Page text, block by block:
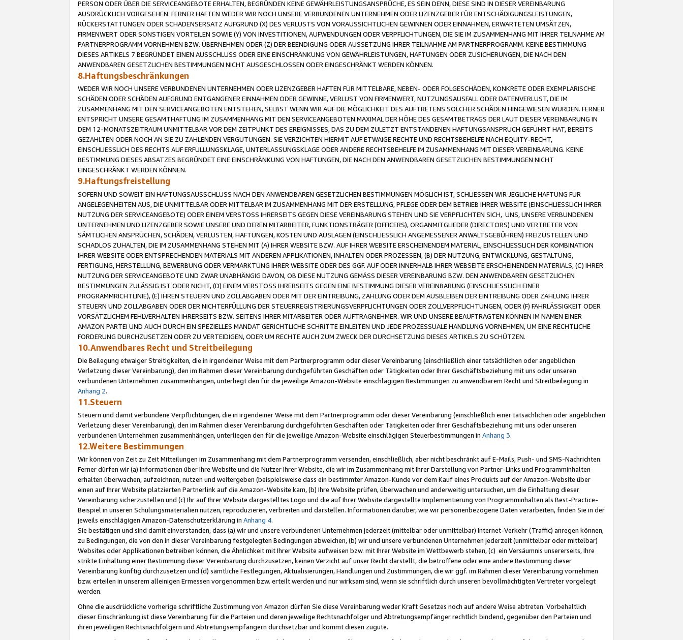
PERSON ODER ÜBER DIE SERVICEANGEBOTE ERHALTEN, BEGRÜNDEN KEINE GEWÄHRLEISTUNGSANSPRÜCHE, ES SEIN DENN, DIESE SIND IN DIESER VEREINBARUNG
AUSDRÜCKLICH VORGESEHEN. FERNER HAFTEN WEDER WIR NOCH UNSERE VERBUNDENEN UNTERNEHMEN ODER LIZENZGEBER FÜR ENTSCHÄDIGUNGSLEISTUNGEN,
RÜCKERSTATTUNGEN ODER SCHADENSERSATZ AUFGRUND (X) DES VERLUSTS VON VORAUSSICHTLICHEN GEWINNEN ODER EINNAHMEN, ERWARTETEN UMSÄTZEN,
FIRMENWERT ODER SONSTIGEN VORTEILEN SOWIE (Y) VON INVESTITIONEN, AUFWENDUNGEN ODER VERPFLICHTUNGEN, DIE SIE IM ZUSAMMENHANG MIT IHRER TEILNAHME AM
PARTNERPROGRAMM VORNEHMEN BZW. ÜBERNEHMEN ODER (Z) DER BEENDIGUNG ODER AUSSETZUNG IHRER TEILNAHME AM PARTNERPROGRAMM. KEINE BESTIMMUNG
DIESES ARTIKELS 7 BEGRÜNDET EINEN AUSSCHLUSS ODER EINE EINSCHRÄNKUNG VON GEWÄHRLEISTUNGEN, HAFTUNGEN ODER ZUSICHERUNGEN, DIE NACH DEN
ANWENDBAREN GESETZLICHEN BESTIMMUNGEN NICHT AUSGESCHLOSSEN ODER EINGESCHRÄNKT WERDEN KÖNNEN.
8.Haftungsbeschränkungen
WEDER WIR NOCH UNSERE VERBUNDENEN UNTERNEHMEN ODER LIZENZGEBER HAFTEN FÜR MITTELBARE, NEBEN- ODER FOLGESCHÄDEN, KONKRETE ODER EXEMPLARISCHE
SCHÄDEN ODER SCHÄDEN AUFGRUND ENTGANGENER EINNAHMEN ODER GEWINNE, VERLUST VON FIRMENWERT, NUTZUNGSAUSFALL ODER DATENVERLUST, DIE IM
ZUSAMMENHANG MIT DEN SERVICEANGEBOTEN ENTSTEHEN, SELBST WENN WIR AUF DIE MÖGLICHKEIT DES AUFTRETENS SOLCHER SCHÄDEN HINGEWIESEN WURDEN. FERNER
ENTSPRICHT UNSERE GESAMTHAFTUNG IM ZUSAMMENHANG MIT DEN SERVICEANGEBOTEN MAXIMAL DER HÖHE DES GESAMTBETRAGS DER LAUT DIESER VEREINBARUNG IN
DEM 12-MONATSZEITRAUM UNMITTELBAR VOR DEM ZEITPUNKT DES EREIGNISSES, DAS ZU DEM ZULETZT ENTSTANDENEN HAFTUNGSANSPRUCH GEFÜHRT HAT, BEREITS
GEZAHLTEN ODER NOCH AN SIE ZU ZAHLENDEN VERGÜTUNGEN. SIE VERZICHTEN HIERMIT AUF ETWAIGE RECHTE UND RECHTSBEHELFE NACH EQUITY-RECHT,
EINSCHLIESSLICH DES RECHTS AUF ERFÜLLUNGSKLAGE, UNTERLASSUNGSKLAGE ODER ANDERE RECHTSBEHELFE IM ZUSAMMENHANG MIT DIESER VEREINBARUNG. KEINE
BESTIMMUNG DIESES ABSATZES BEGRÜNDET EINE EINSCHRÄNKUNG VON HAFTUNGEN, DIE NACH DEN ANWENDBAREN GESETZLICHEN BESTIMMUNGEN NICHT
EINGESCHRÄNKT WERDEN KÖNNEN.
9.Haftungsfreistellung
SOFERN UND SOWEIT EIN HAFTUNGSAUSSCHLUSS NACH DEN ANWENDBAREN GESETZLICHEN BESTIMMUNGEN MÖGLICH IST, SCHLIESSEN WIR JEGLICHE HAFTUNG FÜR
ANGELEGENHEITEN AUS, DIE UNMITTELBAR ODER MITTELBAR IM ZUSAMMENHANG MIT DER ERSTELLUNG, PFLEGE ODER DEM BETRIEB IHRER WEBSITE (EINSCHLIESSLICH IHRER
NUTZUNG DER SERVICEANGEBOTE) ODER EINEM VERSTOSS IHRERSEITS GEGEN DIESE VEREINBARUNG STEHEN UND SIE VERPFLICHTEN SICH, UNS, UNSERE VERBUNDENEN
UNTERNEHMEN UND LIZENZGEBER SOWIE UNSERE UND DEREN MITARBEITER, FUNKTIONSTRÄGER (OFFICERS), ORGANMITGLIEDER (DIRECTORS) UND VERTRETER VON
SÄMTLICHEN ANSPRÜCHEN, SCHÄDEN, VERLUSTEN, HAFTUNGEN, KOSTEN UND AUSLAGEN (EINSCHLIESSLICH ANGEMESSENER ANWALTSGEBÜHREN) FREIZUSTELLEN UND
SCHADLOS ZUHALTEN, DIE IM ZUSAMMENHANG STEHEN MIT (A) IHRER WEBSITE BZW. AUF IHRER WEBSITE ERSCHEINENDEM MATERIAL, EINSCHLIESSLICH DER KOMBINATION
IHRER WEBSITE ODER ENTSPRECHENDEN MATERIALS MIT ANDEREN APPLIKATIONEN, INHALTEN ODER PROZESSEN, (B) DER NUTZUNG, ENTWICKLUNG, GESTALTUNG,
FERTIGUNG, HERSTELLUNG, BEWERBUNG ODER VERMARKTUNG IHRER WEBSITE ODER DES GGF. AUF ODER INNERHALB IHRER WEBSEITE ERSCHEINENDEN MATERIALS, (C) IHRER
NUTZUNG DER SERVICEANGEBOTE UND ZWAR UNABHÄNGIG DAVON, OB DIESE NUTZUNG GEMÄSS DIESER VEREINBARUNG BZW. DEN ANWENDBAREN GESETZLICHEN
BESTIMMUNGEN ZULÄSSIG IST ODER NICHT, (D) EINEM VERSTOSS IHRERSEITS GEGEN EINE BESTIMMUNG DIESER VEREINBARUNG (EINSCHLIESSLICH EINER
PROGRAMMRICHTLINIE), (E) IHREN STEUERN UND ZOLLABGABEN ODER MIT DER EINTREIBUNG, ZAHLUNG ODER DEM AUSBLEIBEN DER EINTREIBUNG ODER ZAHLUNG IHRER
STEUERN UND ZOLLABGABEN ODER DER NICHTERFÜLLUNG DER STEUERREGISTRIERUNGSVERPFLICHTUNGEN ODER ZOLLVERPFLICHTUNGEN, ODER (F) FAHRLÄSSIGKEIT ODER
VORSÄTZLICHEM FEHLVERHALTEN IHRERSEITS BZW. SEITENS IHRER MITARBEITER ODER AUFTRAGNEHMER. WIR UND UNSERE BEAUFTRAGTEN KÖNNEN IM NAMEN EINER
AMAZON PARTEI UND AUCH DURCH EIN SPEZIELLES MANDAT GERICHTLICHE SCHRITTE EINLEITEN UND JEDE PROZESSUALE HANDLUNG VORNEHMEN, UM EINE RECHTLICHE
FORDERUNG DURCHZUSETZEN ODER ZU VERTEIDIGEN, ODER UM RECHTE AUCH ZUM ZWECK DER DURCHSETZUNG DIESES ARTIKELS ZU SCHÜTZEN.
10.Anwendbares Recht und Streitbeilegung
Die Beilegung etwaiger Streitigkeiten, die in irgendeiner Weise mit dem Partnerprogramm oder dieser Vereinbarung (einschließlich einer tatsächlichen oder angeblichen
Verletzung dieser Vereinbarung), den im Rahmen dieser Vereinbarung durchgeführten Geschäften oder Tätigkeiten oder Ihrer Geschäftsbeziehung mit uns oder unseren
verbundenen Unternehmen zusammenhängen, unterliegt den für die jeweilige Amazon-Website einschlägigen Bestimmungen zu anwendbarem Recht und Streitbeilegung in
Anhang 2.
11.Steuern
Steuern und damit verbundene Verpflichtungen, die in irgendeiner Weise mit dem Partnerprogramm oder dieser Vereinbarung (einschließlich einer tatsächlichen oder angeblichen
Verletzung dieser Vereinbarung), den im Rahmen dieser Vereinbarung durchgeführten Geschäften oder Tätigkeiten oder Ihrer Geschäftsbeziehung mit uns oder unseren
verbundenen Unternehmen zusammenhängen, unterliegen den für die jeweilige Amazon-Website einschlägigen Steuerbestimmungen in Anhang 3.
12.Weitere Bestimmungen
Wir können von Zeit zu Zeit Mitteilungen im Zusammenhang mit dem Partnerprogramm versenden, einschließlich, aber nicht beschränkt auf E-Mails, Push- und SMS-Nachrichten.
Ferner dürfen wir (a) Informationen über Ihre Website und die Nutzer Ihrer Website, die wir im Zusammenhang mit Ihrer Darstellung von Partner-Links und Programminhalten
erhalten überwachen, aufzeichnen, nutzen und weitergeben (beispielsweise dass ein bestimmter Amazon-Kunde vor dem Kauf eines Produkts auf der Amazon-Website über
einen auf Ihrer Website platzierten Partnerlink auf die Amazon-Website kam, (b) Ihre Website prüfen, überwachen und anderweitig untersuchen, um die Einhaltung dieser
Vereinbarung sicherzustellen und (c) Ihr auf Ihrer Website dargestelltes Logo und die auf Ihrer Website dargestellte Implementierung von Programminhalten als Best-Practice-
Beispiel in unseren Schulungsmaterialien nutzen, reproduzieren, verbreiten und darstellen. Informationen darüber, wie wir personenbezogene Daten verarbeiten, finden Sie in der
jeweils einschlägigen Amazon-Datenschutzerklärung in Anhang 4.
Sie bestätigen und sind damit einverstanden, dass (a) wir und unsere verbundenen Unternehmen jederzeit (mittelbar oder unmittelbar) Internet-Verkehr (Traffic) anregen können,
zu Bedingungen, die von den in dieser Vereinbarung festgelegten Bedingungen abweichen, (b) wir und unsere verbundenen Unternehmen jederzeit (unmittelbar oder mittelbar)
Websites oder Applikationen betreiben können, die Ähnlichkeit mit Ihrer Website aufweisen bzw. mit Ihrer Website im Wettbewerb stehen, (c) ein Versäumnis unsererseits, Ihre
strikte Einhaltung einer Bestimmung dieser Vereinbarung durchzusetzen, keinen Verzicht auf unser Recht darstellt, die betroffene oder eine andere Bestimmung dieser
Vereinbarung künftig durchzusetzen und (d) sämtliche Festlegungen, Aktualisierungen, Handlungen und Zustimmungen, die wir ggf. im Rahmen dieser Vereinbarung vornehmen
bzw. erteilen in unserem alleinigen Ermessen vorgenommen bzw. erteilt werden und nur wirksam sind, wenn sie schriftlich durch unseren bevollmächtigten Vertreter vorgelegt
werden.
Ohne die ausdrückliche vorherige schriftliche Zustimmung von Amazon dürfen Sie diese Vereinbarung weder Kraft Gesetzes noch auf andere Weise abtreten. Vorbehaltlich
dieser Einschränkung ist diese Vereinbarung für die Parteien und deren jeweilige Rechtsnachfolger und Abtretungsempfänger rechtlich bindend, gegenüber den Parteien und
ihren jeweiligen Rechtsnachfolgern und Abtretungsempfängern durchsetzbar und kommt diesen zugute.